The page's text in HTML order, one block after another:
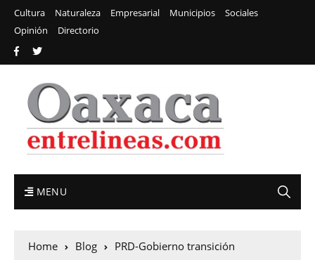
Cultura Naturaleza Empresarial Municipios
Sociales
Opinión
Directorio
MENU
Home Blog PRD-Gobierno transición